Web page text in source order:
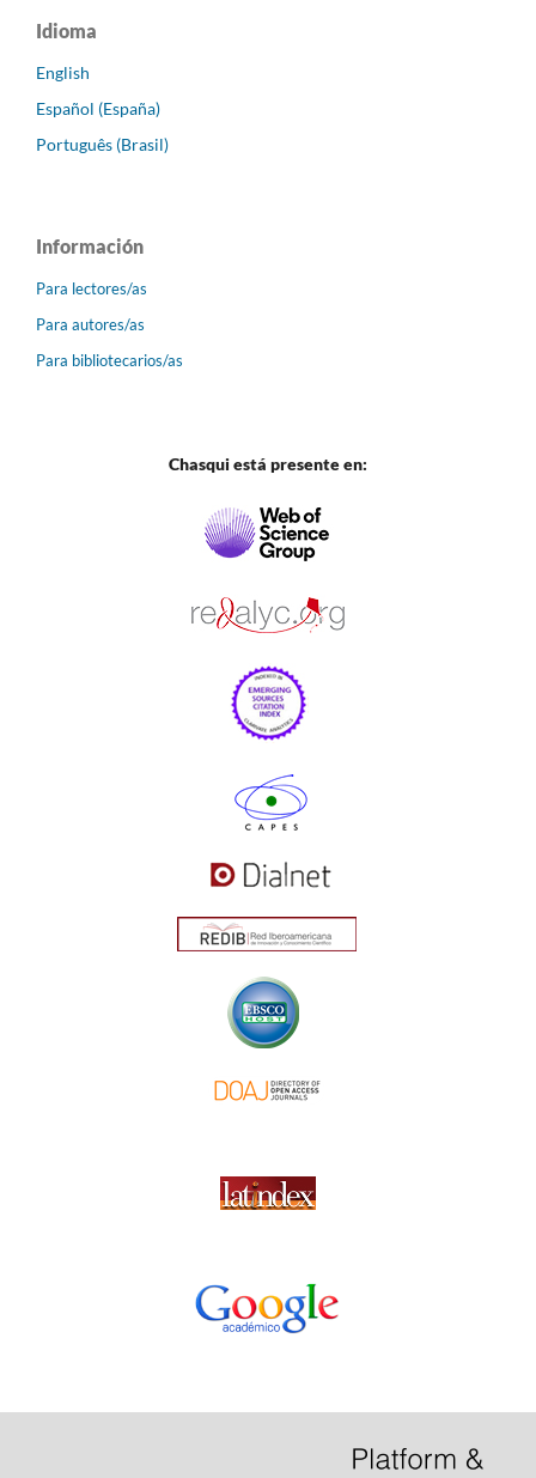
Idioma
English
Español (España)
Português (Brasil)
Información
Para lectores/as
Para autores/as
Para bibliotecarios/as
Chasqui está presente en: